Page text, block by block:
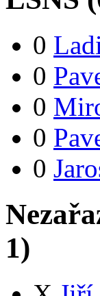
0
0
0
0
0
1)